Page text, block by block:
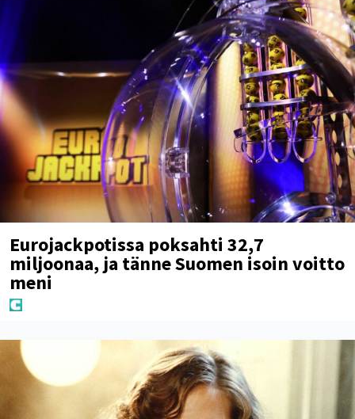
Eurojackpotissa poksahti 32,7
miljoonaa, ja tänne Suomen isoin voitto
meni